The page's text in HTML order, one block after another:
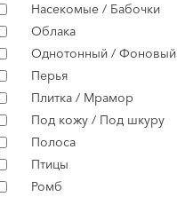
Насекомые / Бабочки
Облака
Однотонный / Фоновый
Перья
Плитка / Мрамор
Под кожу / Под шкуру
Полоса
Птицы
Ромб